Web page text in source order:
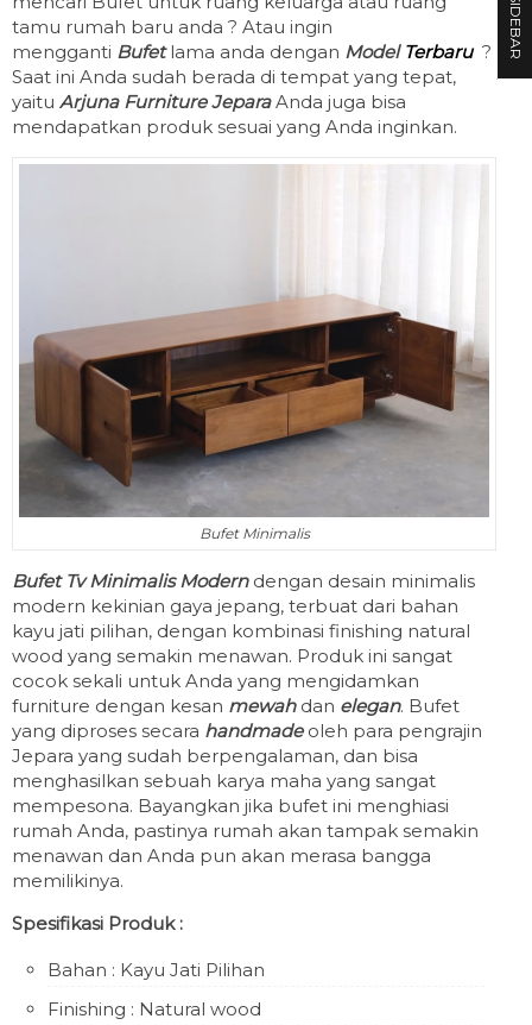
tamu rumah baru anda ? Atau ingin
mengganti Bufetlama anda dengan Model Terbaru ?
Saat ini Anda sudah berada di tempat yang tepat,
yaitu Arjuna Furniture JeparaAnda juga bisa
mendapatkan produk sesuai yang Anda inginkan.
Bufet Minimalis
Bufet Tv Minimalis Modern dengan desain minimalis
modern kekinian gaya jepang, terbuat dari bahan
kayu jati pilihan, dengan kombinasi finishing natural
wood yang semakin menawan. Produk ini sangat
cocok sekali untuk Anda yang mengidamkan
furniture dengan kesan mewahdan elegan. Bufet
yang diproses secara handmadeoleh para pengrajin
Jepara yang sudah berpengalaman, dan bisa
menghasilkan sebuah karya maha yang sangat
mempesona. Bayangkan jika bufet ini menghiasi
rumah Anda, pastinya rumah akan tampak semakin
menawan dan Anda pun akan merasa bangga
memilikinya.
Spesifikasi Produk :
Bahan : Kayu Jati Pilihan
Finishing : Natural wood
SIDEBAR